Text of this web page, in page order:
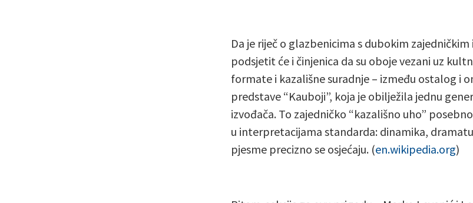
Da je riječ o glazbenicima s dubokim zajedničkim
podsjetit će i činjenica da su oboje vezani uz
formate i kazališne suradnje – između ostalog i
predstave “Kauboji”, koja je obilježila jednu
izvođača. To zajedničko “kazališno uho”
u interpretacijama standarda: dinamika,
pjesme precizno se osjećaju. (en.wikipedia.org)